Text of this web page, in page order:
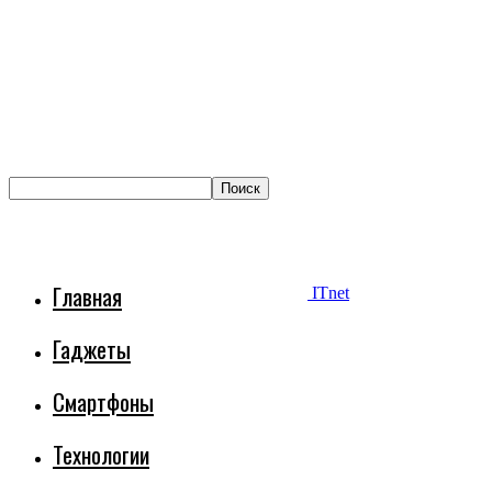
ITnet
Главная
Гаджеты
Смартфоны
Технологии